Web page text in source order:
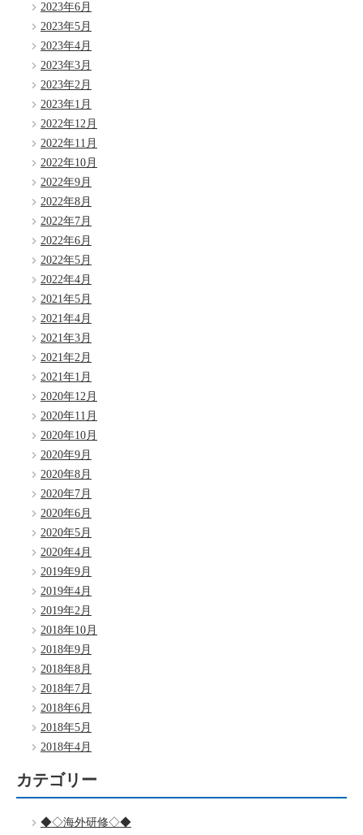
2023年6月
2023年5月
2023年4月
2023年3月
2023年2月
2023年1月
2022年12月
2022年11月
2022年10月
2022年9月
2022年8月
2022年7月
2022年6月
2022年5月
2022年4月
2021年5月
2021年4月
2021年3月
2021年2月
2021年1月
2020年12月
2020年11月
2020年10月
2020年9月
2020年8月
2020年7月
2020年6月
2020年5月
2020年4月
2019年9月
2019年4月
2019年2月
2018年10月
2018年9月
2018年8月
2018年7月
2018年6月
2018年5月
2018年4月
カテゴリー
◆◇海外研修◇◆